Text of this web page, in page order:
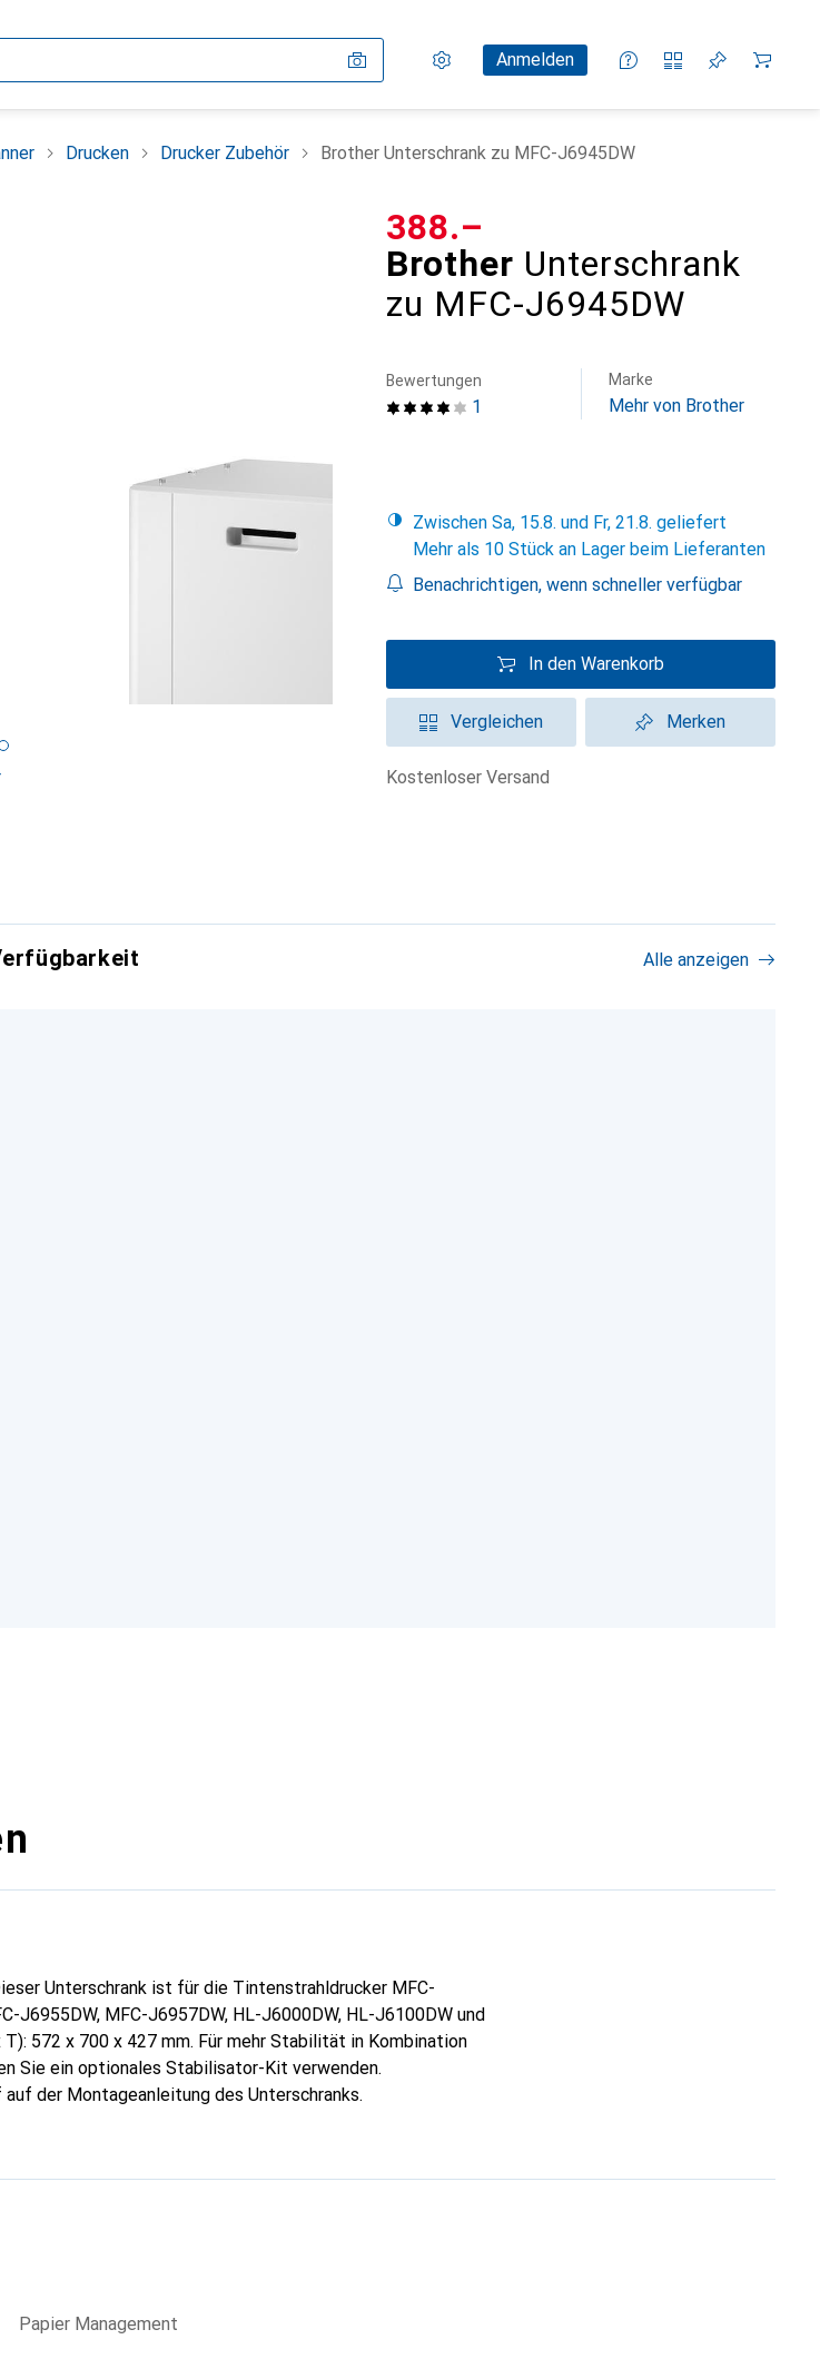
Einstellungen
KundenkontoAnmelden
Vergleichslisten
Merklisten
Warenkorb
Drucken Drucker Zubehör Brother Unterschrank zu MFC-J6945DW
Brother Unterschrank
zu MFC-J6945DW
CHF
388.–
1
Bewertungen Marke
Mehr von Brother
Zwischen Sa, 15.8. und Fr, 21.8. geliefert
Mehr als 10 Stück an Lager beim Lieferanten
Benachrichtigen, wenn schneller verfügbar
In den Warenkorb
Vergleichen Merken
kostenloser Versand
Alle anzeigen
Unterschrank ist für die Tintenstrahldrucker MFC-
J6955DW, MFC-J6957DW, HL-J6000DW, HL-J6100DW und
572 x 700 x 427 mm. Für mehr Stabilität in Kombination
Sie ein optionales Stabilisator-Kit verwenden.
der Montageanleitung des Unterschranks.
Papier Management